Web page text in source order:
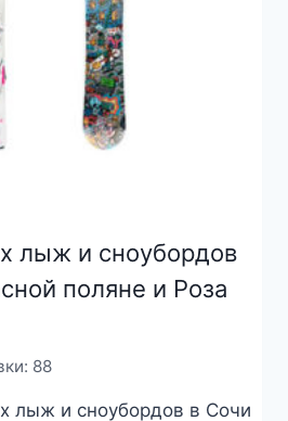
лыж и сноубордов
поляне и Роза
88
лыж и сноубордов в Сочи